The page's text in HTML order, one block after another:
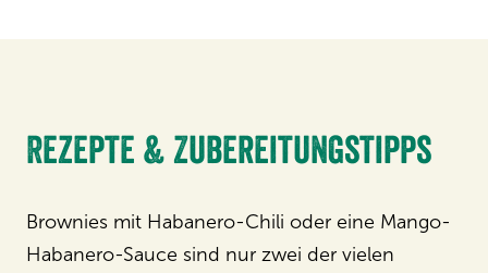
Rezepte & Zubereitungstipps
Brownies mit Habanero-Chili oder eine Mango-
Habanero-Sauce sind nur zwei der vielen